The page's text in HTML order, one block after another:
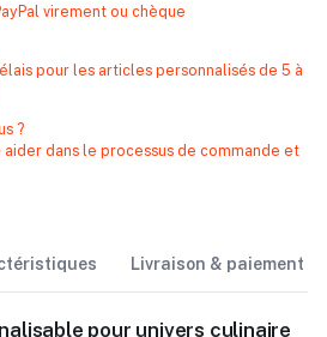
virement ou chèque
pour les articles personnalisés de 5 à
?
dans le processus de commande et
Livraison & paiement
pour univers culinaire